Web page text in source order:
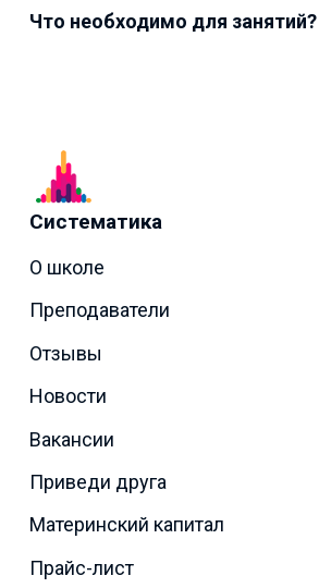
Что необходимо для занятий?
Систематика
О школе
Преподаватели
Отзывы
Новости
Вакансии
Приведи друга
Материнский капитал
Прайс-лист